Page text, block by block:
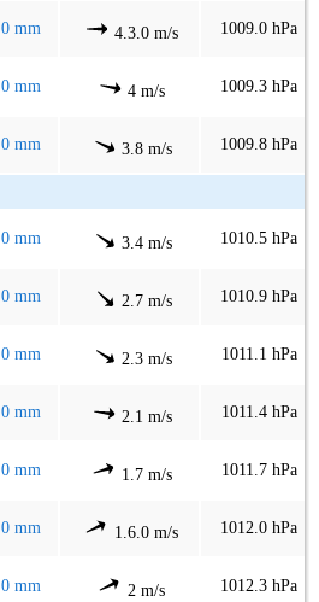
0 mm 4.3.0 m/s 1009.0 hPa
0 mm 4 m/s 1009.3 hPa
0 mm 3.8 m/s 1009.8 hPa
0 mm 3.4 m/s 1010.5 hPa
0 mm 2.7 m/s 1010.9 hPa
0 mm 2.3 m/s 1011.1 hPa
0 mm 2.1 m/s 1011.4 hPa
0 mm 1.7 m/s 1011.7 hPa
0 mm 1.6.0 m/s 1012.0 hPa
0 mm 2 m/s 1012.3 hPa